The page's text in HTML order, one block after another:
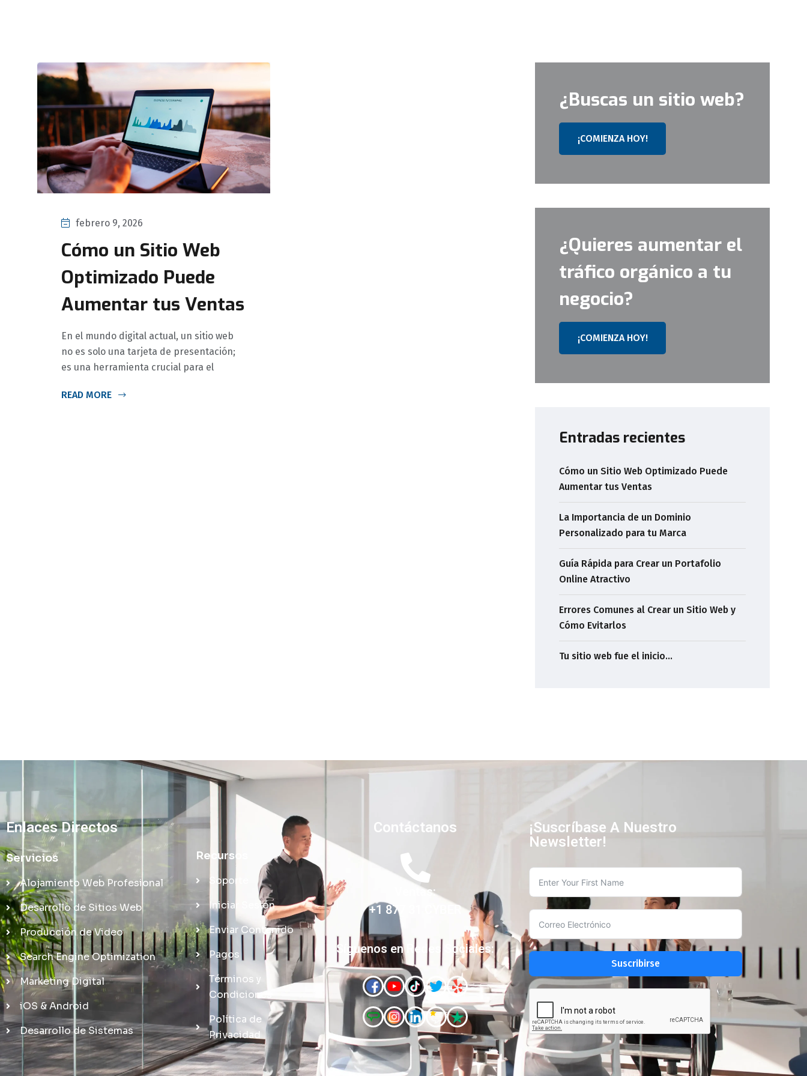
febrero 9, 2026
Cómo un Sitio Web
Optimizado Puede
Aumentar tus Ventas
En el mundo digital actual, un sitio web
no es solo una tarjeta de presentación;
es una herramienta crucial para el
READ MORE
¿Buscas un sitio web?
¡COMIENZA HOY!
¿Quieres aumentar el
tráfico orgánico a tu
negocio?
¡COMIENZA HOY!
Entradas recientes
Cómo un Sitio Web Optimizado Puede
Aumentar tus Ventas
La Importancia de un Dominio
Personalizado para tu Marca
Guía Rápida para Crear un Portafolio
Online Atractivo
Errores Comunes al Crear un Sitio Web y
Cómo Evitarlos
Tu sitio web fue el inicio…
Enlaces Directos
Servicios
Alojamiento Web Profesional
Desarrollo de Sitios Web
Producción de Video
Search Engine Optimization
Marketing Digital
iOS & Android
Desarrollo de Sistemas
Recursos
Soporte
Iniciar Sesión
Enviar Contenido
Pagos
Términos y
Condiciones
Política de
Privacidad
Contáctanos
Ventas:
+1 877 31 CYBER
Síguenos en Redes Sociales:
¡Suscríbase A Nuestro
Newsletter!
Suscribirse